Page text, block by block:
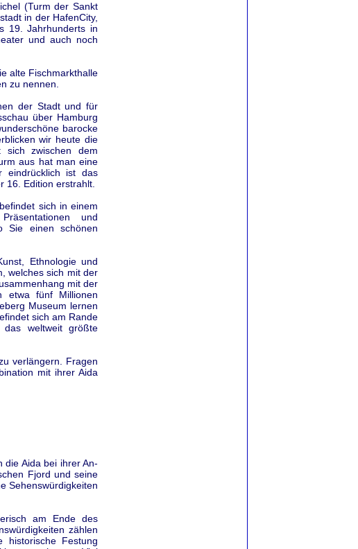
(Turm der Sankt
in der HafenCity,
19. Jahrhunderts in
und auch noch
alte Fischmarkthalle
zu nennen.
der Stadt und für
über Hamburg
barocke
wir heute die
sich zwischen dem
aus hat man eine
eindrücklich ist das
16. Edition erstrahlt.
sich in einem
und
Sie einen schönen
Ethnologie und
welches sich mit der
mit der
etwa fünf Millionen
Museum lernen
sich am Rande
das weltweit größte
verlängern. Fragen
mit ihrer Aida
die Aida bei ihrer An-
Fjord und seine
Sehenswürdigkeiten
am Ende des
zählen
historische Festung